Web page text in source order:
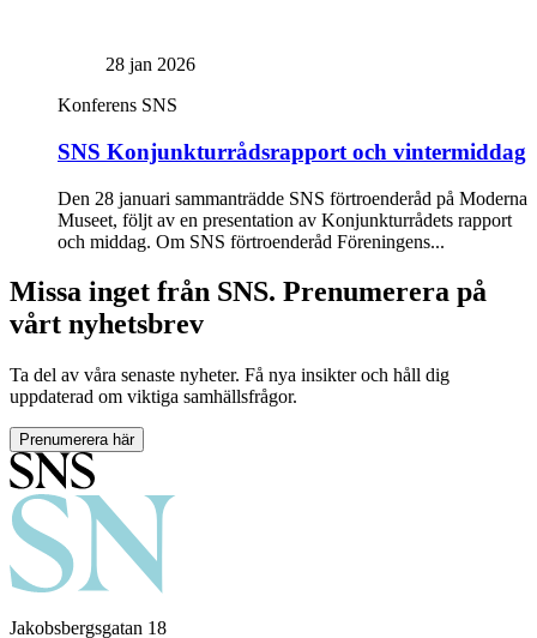
28 jan 2026
Konferens SNS
SNS Konjunkturrådsrapport och vintermiddag
Den 28 januari sammanträdde SNS förtroenderåd på Moderna
Museet, följt av en presentation av Konjunkturrådets rapport
och middag. Om SNS förtroenderåd Föreningens...
Missa inget från SNS. Prenumerera på
vårt nyhetsbrev
Ta del av våra senaste nyheter. Få nya insikter och håll dig
uppdaterad om viktiga samhällsfrågor.
Prenumerera här
Jakobsbergsgatan 18